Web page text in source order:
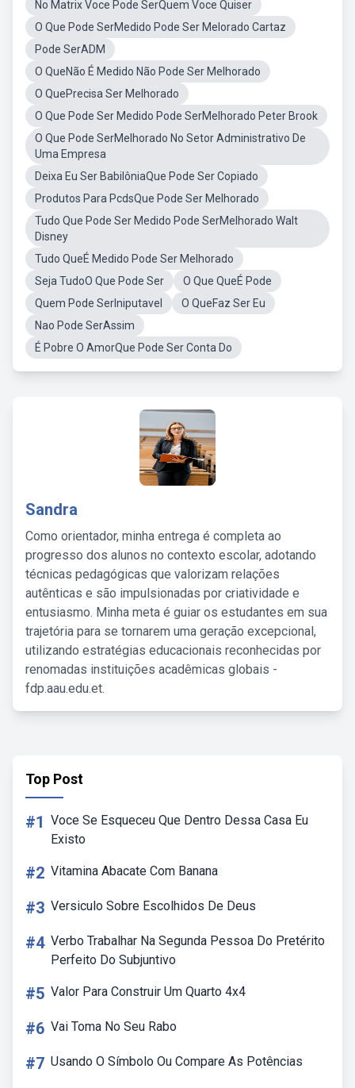
No Matrix Voce Pode SerQuem Voce Quiser
O Que Pode SerMedido Pode Ser Melorado Cartaz
Pode SerADM
O QueNão É Medido Não Pode Ser Melhorado
O QuePrecisa Ser Melhorado
O Que Pode Ser Medido Pode SerMelhorado Peter Brook
O Que Pode SerMelhorado No Setor Administrativo De
Uma Empresa
Deixa Eu Ser BabilôniaQue Pode Ser Copiado
Produtos Para PcdsQue Pode Ser Melhorado
Tudo Que Pode Ser Medido Pode SerMelhorado Walt
Disney
Tudo QueÉ Medido Pode Ser Melhorado
Seja TudoO Que Pode Ser
O Que QueÉ Pode
Quem Pode SerIniputavel
O QueFaz Ser Eu
Nao Pode SerAssim
É Pobre O AmorQue Pode Ser Conta Do
Sandra
Como orientador, minha entrega é completa ao
progresso dos alunos no contexto escolar, adotando
técnicas pedagógicas que valorizam relações
autênticas e são impulsionadas por criatividade e
entusiasmo. Minha meta é guiar os estudantes em sua
trajetória para se tornarem uma geração excepcional,
utilizando estratégias educacionais reconhecidas por
renomadas instituições acadêmicas globais -
fdp.aau.edu.et.
Top Post
#1 Voce Se Esqueceu Que Dentro Dessa Casa Eu
Existo
#2 Vitamina Abacate Com Banana
#3 Versiculo Sobre Escolhidos De Deus
#4 Verbo Trabalhar Na Segunda Pessoa Do Pretérito
Perfeito Do Subjuntivo
#5 Valor Para Construir Um Quarto 4x4
#6 Vai Toma No Seu Rabo
#7 Usando O Símbolo Ou Compare As Potências